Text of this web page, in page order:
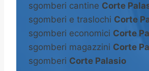
sgomberi cantine Corte
sgomberi e traslochi Corte
sgomberi economici Corte
sgomberi magazzini Corte
sgomberi Corte Palasio